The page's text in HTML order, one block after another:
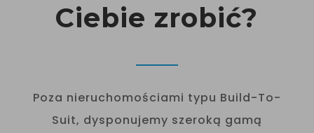
Ciebie zrobić?
Poza nieruchomościami typu Build-To-
Suit, dysponujemy szeroką gamą